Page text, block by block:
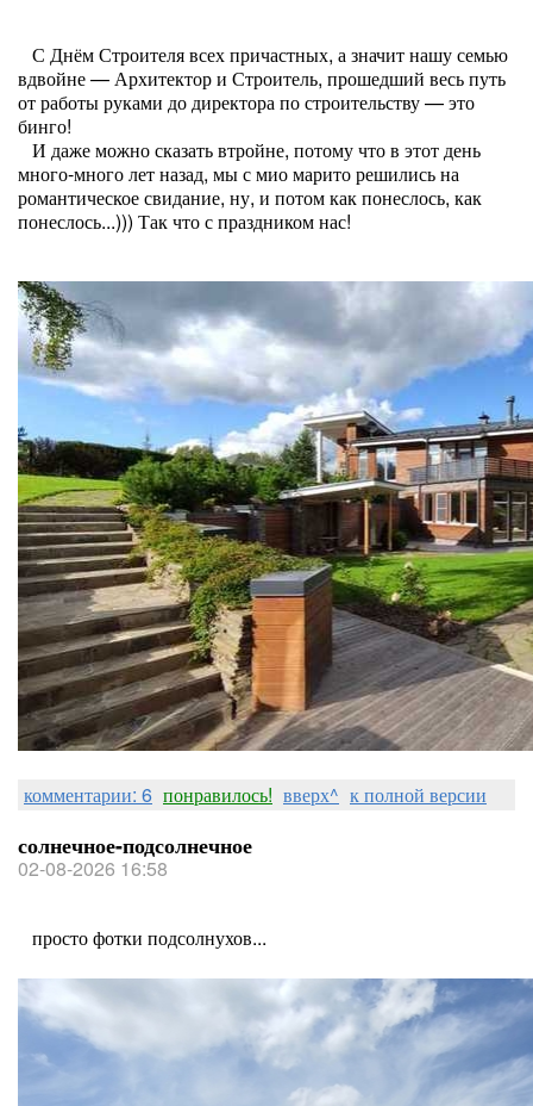
С Днём Строителя всех причастных, а значит нашу семью
вдвойне — Архитектор и Строитель, прошедший весь путь
от работы руками до директора по строительству — это
бинго!
И даже можно сказать втройне, потому что в этот день
много-много лет назад, мы с мио марито решились на
романтическое свидание, ну, и потом как понеслось, как
понеслось...))) Так что с праздником нас!
комментарии: 6 понравилось! вверх^ к полной версии
солнечное-подсолнечное
02-08-2026 16:58
просто фотки подсолнухов...